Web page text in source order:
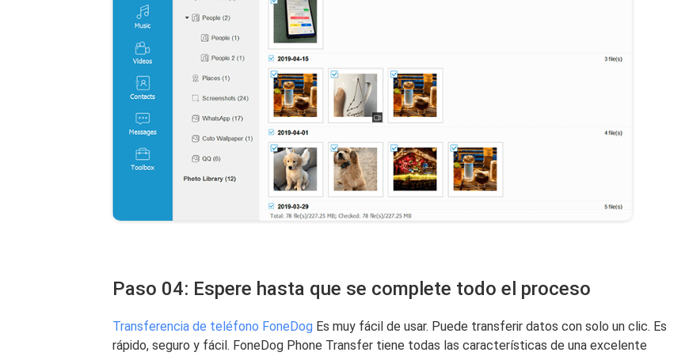
Paso 04: Espere hasta que se complete todo el proceso
Transferencia de teléfono FoneDog Es muy fácil de usar. Puede transferir datos con solo un clic. Es
rápido, seguro y fácil. FoneDog Phone Transfer tiene todas las características de una excelente